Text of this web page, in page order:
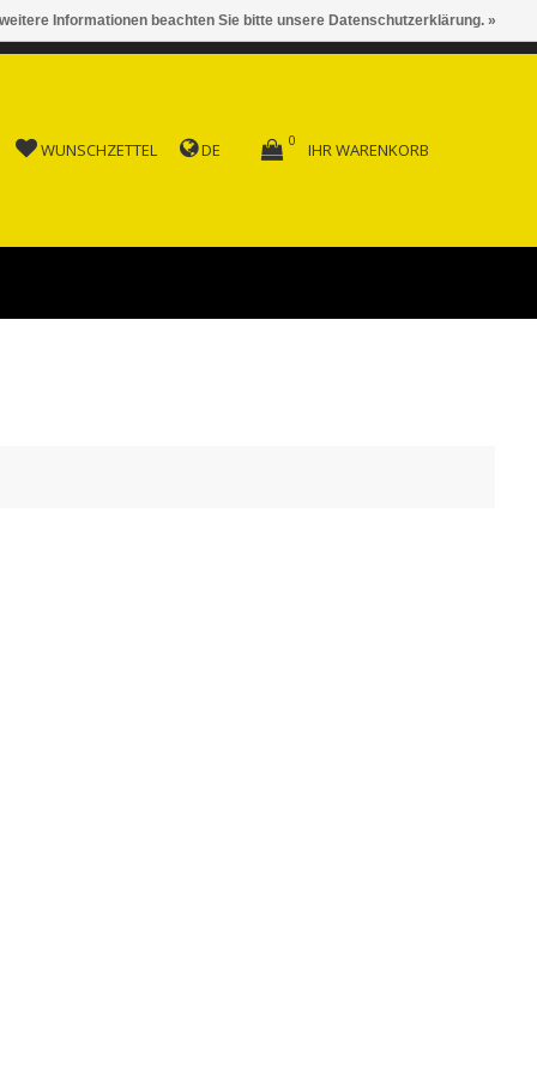
AB FR. 150.00
WUNSCHZETTEL DE IHR WARENKORB
0
Informationen beachten Sie bitte unsere Datenschutzerklärung. »